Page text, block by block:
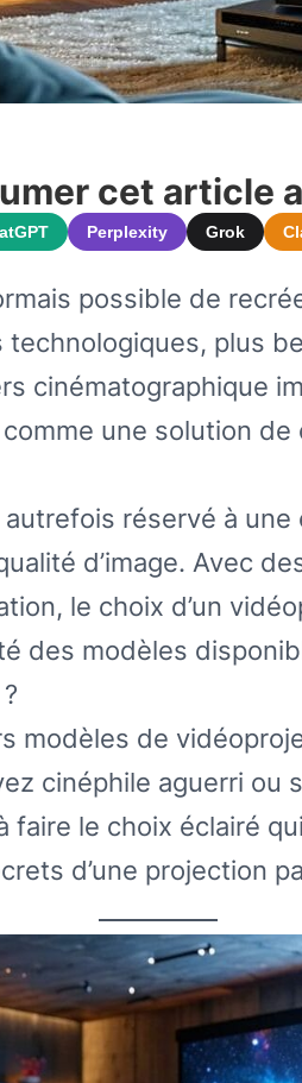
cet article
Perplexity Grok
possible de
technologiques, plus
cinématographique
comme une solution
réservé à
d’image. Avec
le choix d’un
des modèles
modèles de
cinéphile aguerri ou
faire le choix éclairé
d’une projection